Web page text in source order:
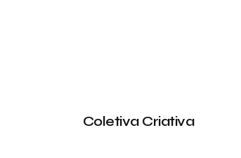
Coletiva Criativa